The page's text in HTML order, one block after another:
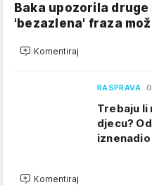
Baka upozorila
'bezazlena' fraza
Komentiraj
RASPRAVA
Trebaju
djecu?
iznenadio
Komentiraj